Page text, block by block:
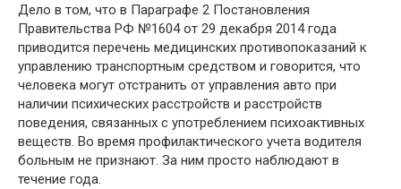
Дело в том, что в Параграфе 2 Постановления
Правительства РФ №1604 от 29 декабря 2014 года
приводится перечень медицинских противопоказаний к
управлению транспортным средством и говорится, что
человека могут отстранить от управления авто при
наличии психических расстройств и расстройств
поведения, связанных с употреблением психоактивных
веществ. Во время профилактического учета водителя
больным не признают. За ним просто наблюдают в
течение года.